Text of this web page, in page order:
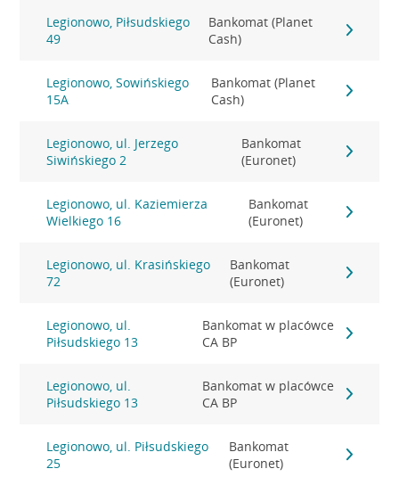
Legionowo, Piłsudskiego
49
Bankomat (Planet
Cash)
Legionowo, Sowińskiego
15A
Bankomat (Planet
Cash)
Legionowo, ul. Jerzego
Siwińskiego 2
Bankomat
(Euronet)
Legionowo, ul. Kaziemierza
Wielkiego 16
Bankomat
(Euronet)
Legionowo, ul. Krasińskiego
72
Bankomat
(Euronet)
Legionowo, ul.
Piłsudskiego 13
Bankomat w placówce
CA BP
Legionowo, ul.
Piłsudskiego 13
Bankomat w placówce
CA BP
Legionowo, ul. Piłsudskiego
25
Bankomat
(Euronet)